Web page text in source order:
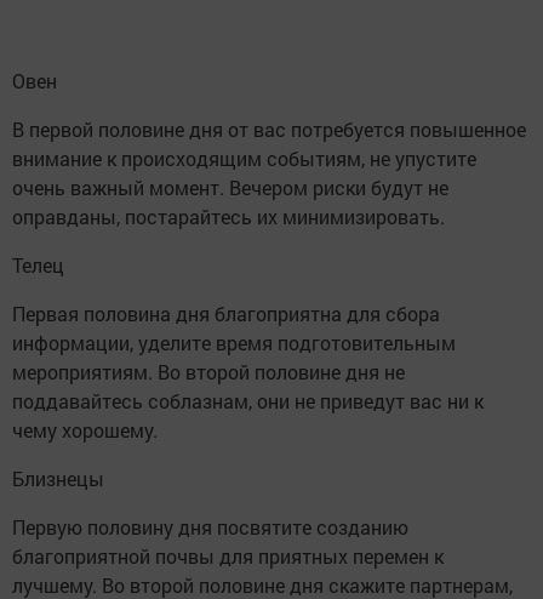
Овен
В первой половине дня от вас потребуется повышенное
внимание к происходящим событиям, не упустите
очень важный момент. Вечером риски будут не
оправданы, постарайтесь их минимизировать.
Телец
Первая половина дня благоприятна для сбора
информации, уделите время подготовительным
мероприятиям. Во второй половине дня не
поддавайтесь соблазнам, они не приведут вас ни к
чему хорошему.
Близнецы
Первую половину дня посвятите созданию
благоприятной почвы для приятных перемен к
лучшему. Во второй половине дня скажите партнерам,